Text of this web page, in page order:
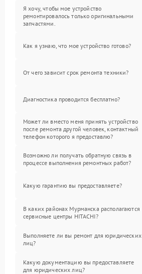
Я хочу, чтобы мое устройство
ремонтировалось только оригинальными
запчастями.
Как я узнаю, что мое устройство готово?
От чего зависит срок ремонта техники?
Диагностика проводится бесплатно?
Может ли вместо меня принять устройство
после ремонта другой человек, контактный
телефон которого я предоставлю?
Возможно ли получать обратную связь в
процессе выполнения ремонтных работ?
Какую гарантию вы предоставляете?
В каких районах Мурманска располагаются
сервисные центры HITACHI?
Выполняете ли вы ремонт для юридических
лиц?
Какую документацию вы предоставляете
для юридических лиц?